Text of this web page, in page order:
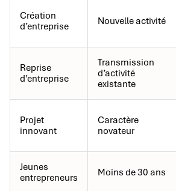
Création
d’entreprise
Nouvelle activité
Reprise
d’entreprise
Transmission
d’activité
existante
Projet
innovant
Caractère
novateur
Jeunes
entrepreneurs
Moins de 30 ans